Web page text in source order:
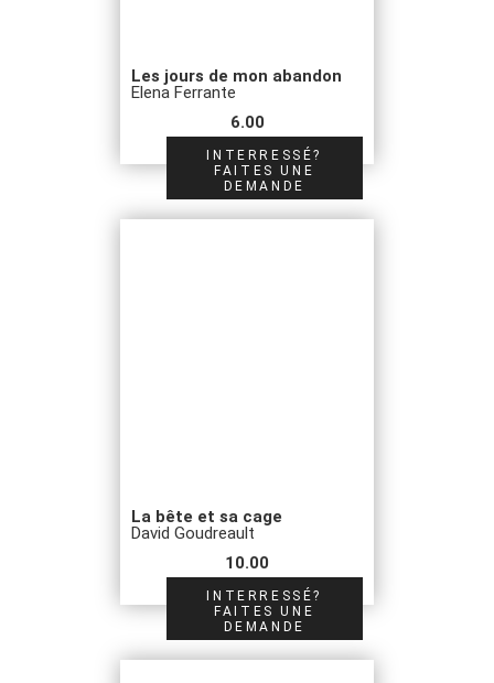
Les jours de mon abandon
Elena Ferrante
6.00
INTERRESSÉ?
FAITES UNE
DEMANDE
La bête et sa cage
David Goudreault
10.00
INTERRESSÉ?
FAITES UNE
DEMANDE